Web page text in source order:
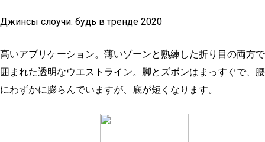
Джинсы слоучи: будь в тренде 2020
高いアプリケーション。薄いゾーンと熟練した折り目の両方で
囲まれた透明なウエストライン。脚とズボンはまっすぐで、腰
にわずかに膨らんでいますが、底が短くなります。